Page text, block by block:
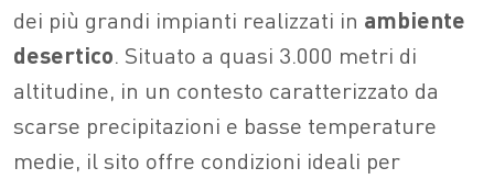
dei più grandi impianti realizzati in ambiente
desertico. Situato a quasi 3.000 metri di
altitudine, in un contesto caratterizzato da
scarse precipitazioni e basse temperature
medie, il sito offre condizioni ideali per